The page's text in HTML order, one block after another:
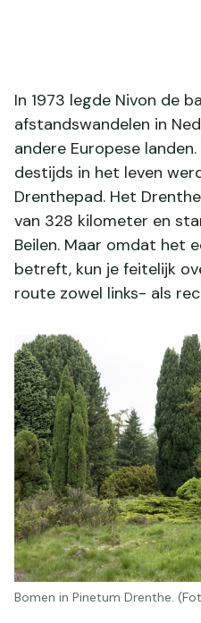
In 1973 legde Nivon de
afstandswandelen in
andere Europese
destijds in het leven
Drenthepad. Het
van 328 kilometer en
Beilen. Maar omdat het
betreft, kun je feitelijk
route zowel links- als
Bomen in Pinetum Drenthe.